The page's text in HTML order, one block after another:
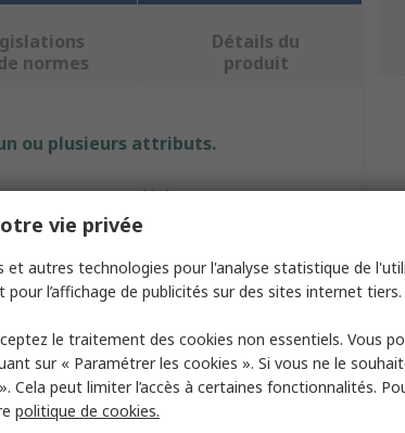
normes
Détails du
produit
ou plusieurs attributs.
Valeur
Round
File
Engineers File
Rough
vie privée
et autres technologies pour l'analyse statistique de
l’affichage de publicités sur des sites internet tiers.
le traitement des cookies non essentiels. Vous
sur « Paramétrer les cookies ». Si vous ne le
Cela peut limiter l’accès à certaines fonctionnalités.
politique de cookies.